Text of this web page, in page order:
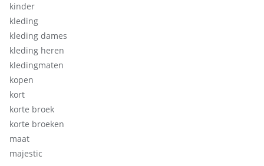
kinder
kleding
kleding dames
kleding heren
kledingmaten
kopen
kort
korte broek
korte broeken
maat
majestic